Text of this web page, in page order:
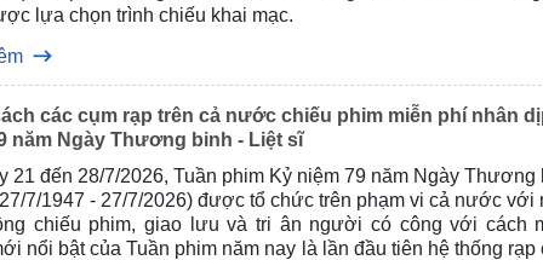
lựa chọn trình chiếu khai mạc.
các cụm rạp trên cả nước chiếu phim miễn phí nhân
năm Ngày Thương binh - Liệt sĩ
21 đến 28/7/2026, Tuần phim Kỷ niệm 79 năm Ngày Thương
7/1947 - 27/7/2026) được tổ chức trên phạm vi cả nước với
chiếu phim, giao lưu và tri ân người có công với cách
nổi bật của Tuần phim năm nay là lần đầu tiên hệ thống rạp